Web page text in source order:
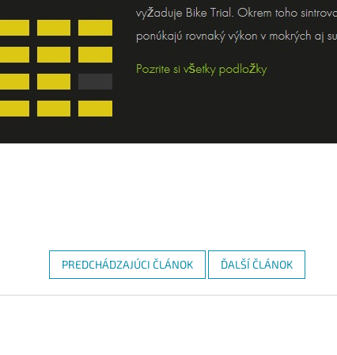
PREDCHÁDZAJÚCI ČLÁNOK ĎALŠÍ ČLÁNOK